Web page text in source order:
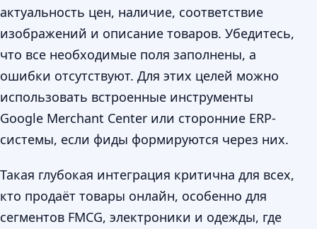
актуальность цен, наличие, соответствие
изображений и описание товаров. Убедитесь,
что все необходимые поля заполнены, а
ошибки отсутствуют. Для этих целей можно
использовать встроенные инструменты
Google Merchant Center или сторонние ERP-
системы, если фиды формируются через них.
Такая глубокая интеграция критична для всех,
кто продаёт товары онлайн, особенно для
сегментов FMCG, электроники и одежды, где